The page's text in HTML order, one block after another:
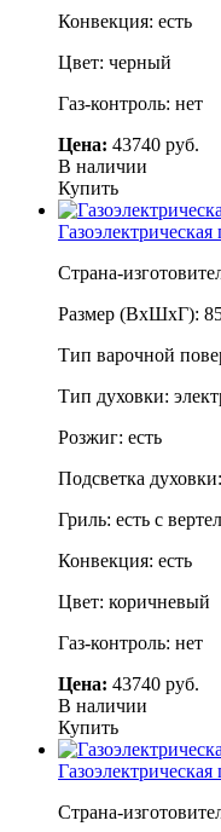
Конвекция: есть
Цвет: черный
Газ-контроль: нет
Цена: 43740 руб.
В наличии
Купить
Страна-
Размер (ВхШхГ):
Тип варочной
Тип духовки:
Розжиг: есть
Подсветка
Гриль: есть с
Конвекция: есть
Цвет: коричневый
Газ-контроль: нет
Цена: 43740 руб.
В наличии
Купить
Страна-